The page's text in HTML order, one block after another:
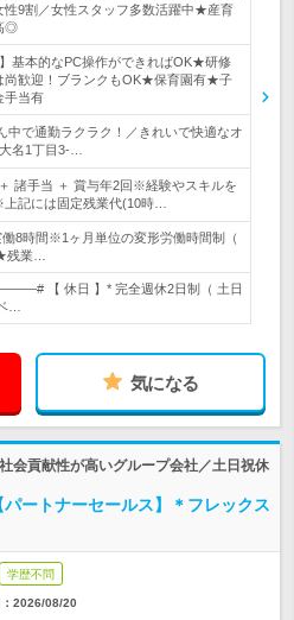
9割／女性スタッフ多数活躍中★産育
◎
】基本的なPC操作ができればOK★研修
尚歓迎！ブランクもOK★保育園有★子
手当有
中で通勤ラクラク！／きれいで快適なオ
名1丁目3-…
諸手当 ＋ 賞与年2回※経験やスキルを
記には固定残業代(10時…
8時間※1ヶ月単位の変形労働時間制（
残業…
【 休日 】* 完全週休2日制（ 土日
…
気になる
会貢献性が高いグループ会社／土日祝休
ートナーセールス】＊フレックス
学歴不問
2026/08/20